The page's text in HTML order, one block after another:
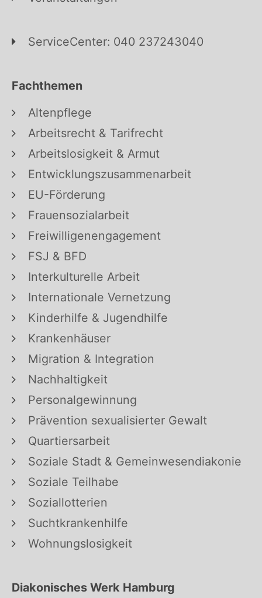
ServiceCenter: 040 237243040
Fachthemen
Altenpflege
Arbeitsrecht & Tarifrecht
Arbeitslosigkeit & Armut
Entwicklungszusammenarbeit
EU-Förderung
Frauensozialarbeit
Freiwilligenengagement
FSJ & BFD
Interkulturelle Arbeit
Internationale Vernetzung
Kinderhilfe & Jugendhilfe
Krankenhäuser
Migration & Integration
Nachhaltigkeit
Personalgewinnung
Prävention sexualisierter Gewalt
Quartiersarbeit
Soziale Stadt & Gemeinwesendiakonie
Soziale Teilhabe
Soziallotterien
Suchtkrankenhilfe
Wohnungslosigkeit
Diakonisches Werk Hamburg